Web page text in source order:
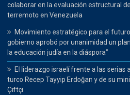
colaborar en la evaluación estructural
terremoto en Venezuela
Movimiento estratégico para el futuro
gobierno aprobó por unanimidad un
la educación judía en la diáspora”
El liderazgo israelí frente a las serias
turco Recep Tayyip Erdoğan y de su
Çiftçi